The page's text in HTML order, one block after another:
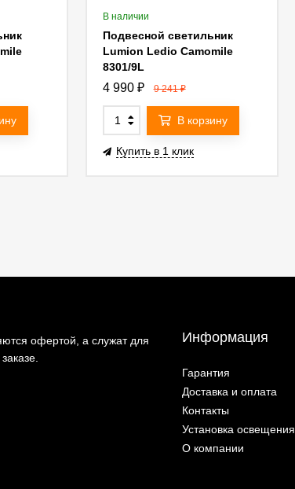
В наличии
Подвесной светильник
Lumion Ledio Camomile
8301/9L
4 990 ₽ 9 241₽
В корзину
Купить в 1 клик
офертой, а служат для
Информация
Гарантия
Доставка и оплата
Контакты
Установка освещения
О компании